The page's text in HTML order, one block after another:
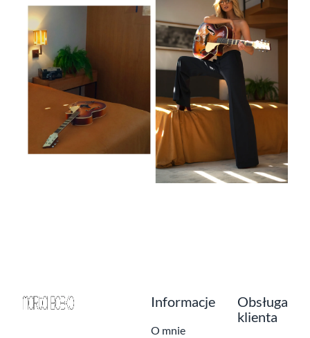
Informacje
O mnie
Obsługa
klienta